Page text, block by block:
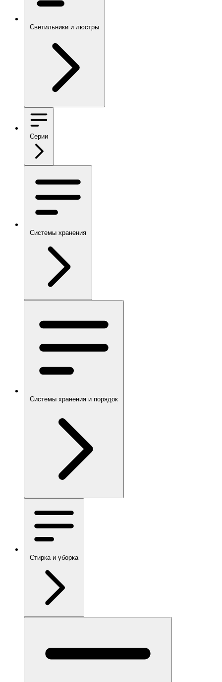
Светильники и люстры
Серии
Системы хранения
Системы хранения и порядок
Стирка и уборка